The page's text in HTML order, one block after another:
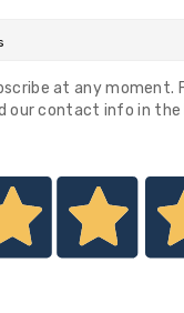
at any moment.
our contact info in the